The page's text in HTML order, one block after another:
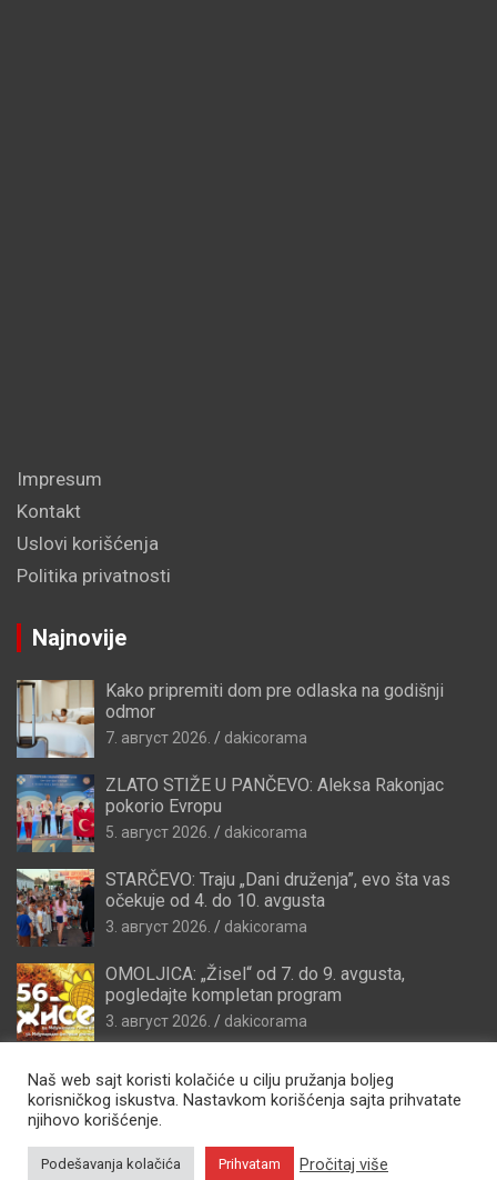
Impresum
Kontakt
Uslovi korišćenja
Politika privatnosti
Najnovije
Kako pripremiti dom pre odlaska na godišnji
odmor
7. август 2026. dakicorama
ZLATO STIŽE U PANČEVO: Aleksa Rakonjac
pokorio Evropu
5. август 2026. dakicorama
STARČEVO: Traju „Dani druženja”, evo šta vas
očekuje od 4. do 10. avgusta
3. август 2026. dakicorama
OMOLJICA: „Žisel“ od 7. do 9. avgusta,
pogledajte kompletan program
3. август 2026. dakicorama
Naš web sajt koristi kolačiće u cilju pružanja boljeg
korisničkog iskustva. Nastavkom korišćenja sajta prihvatate
njihovo korišćenje.
Podešavanja kolačića Prihvatam Pročitaj više